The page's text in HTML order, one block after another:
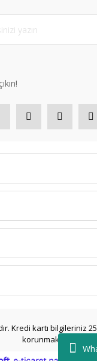
Kredi kartı bilgileriniz
korunmaktadır.